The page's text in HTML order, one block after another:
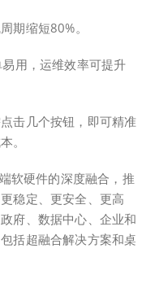
期缩短80%。
用，运维效率可提升
击几个按钮，即可精准
。
软硬件的深度融合，推
稳定、更安全、更高
府、数据中心、企业和
括超融合解决方案和桌